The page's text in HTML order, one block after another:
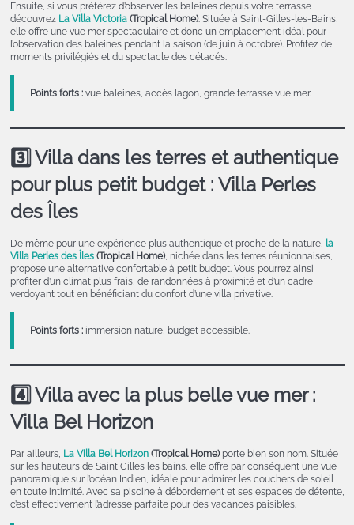
Ensuite, si vous préférez d’observer les baleines depuis votre terrasse
découvrez La Villa Victoria(Tropical Home). Située à Saint-Gilles-les-Bains,
elle offre une vue mer spectaculaire et donc un emplacement idéal pour
l’observation des baleines pendant la saison (de juin à octobre). Profitez de
moments privilégiés et du spectacle des cétacés.
Points forts :vue baleines, accès lagon, grande terrasse vue mer.
3️⃣ Villa dans les terres et authentique
pour plus petit budget : Villa Perles
des Îles
De même pour une expérience plus authentique et proche de la nature, la
Villa Perles des Îles (Tropical Home), nichée dans les terres réunionnaises,
propose une alternative confortable à petit budget. Vous pourrez ainsi
profiter d’un climat plus frais, de randonnées à proximité et d’un cadre
verdoyant tout en bénéficiant du confort d’une villa privative.
Points forts :immersion nature, budget accessible.
4️⃣ Villa avec la plus belle vue mer :
Villa Bel Horizon
Par ailleurs, La Villa Bel Horizon (Tropical Home)porte bien son nom. Située
sur les hauteurs de Saint Gilles les bains, elle offre par conséquent une vue
panoramique sur l’océan Indien, idéale pour admirer les couchers de soleil
en toute intimité. Avec sa piscine à débordement et ses espaces de détente,
c’est effectivement l’adresse parfaite pour des vacances paisibles.